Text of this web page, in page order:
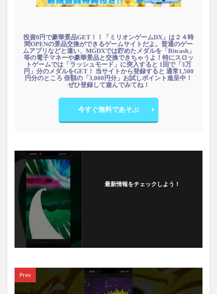
投資0円で豪華景品GET！！「ミリオンゲームDX」は２４時
間OPENの景品交換ができるゲームサイトだよ。普通のゲー
ムアプリなどと違い、MGDXでは貯めたメダルを「Bitcash」
等の電子マネーや豪華景品と交換できちゃうよ！特にスロッ
トゲームでは「ラッシュモード」に突入すると 1回で「3万
円」分のメダルをGET！ 当サイトから登録すると 通常1,500
円分のところ 倍額の「3,000円分」お試しポイント進呈中！
ぜひ登録して遊んでみてね！
今すぐ無料であそぶ
最新情報をチェックしよう！
Prev